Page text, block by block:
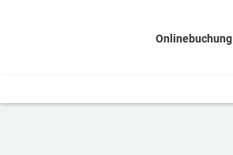
Onlinebuchung